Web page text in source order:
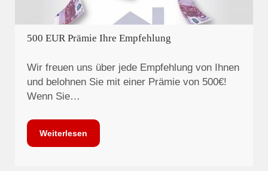
500 EUR Prämie Ihre Empfehlung
Wir freuen uns über jede Empfehlung von Ihnen
und belohnen Sie mit einer Prämie von 500€!
Wenn Sie…
Weiterlesen